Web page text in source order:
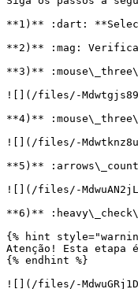
**1)** :dart:
**2)** :mag:
**3)**
![](/files/-
**4)**
![](/files/-
**5)**
![](/files/-
**6)**
{% hint
Atenção! Esta etapa
{% endhint %}
![](/files/-